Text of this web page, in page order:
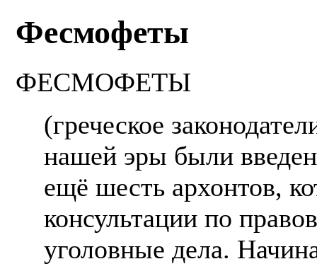
Фесмофеты
ФЕСМОФЕТЫ
(греческое
нашей эры были
ещё шесть архонтов,
консультации по
уголовные дела.